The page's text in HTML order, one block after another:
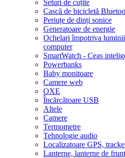
Seturi de cuțite
Cască de bicicletă
Periuțe de dinți sonice
Generatoare de energie
Ochelari împotriva
computer
SmartWatch - Ceas
Powerbanks
Baby monitoare
Camere web
OXE
Încărcătoare USB
Altele
Camere
Termometre
Tehnologie audio
Localizatoare GPS,
Lanterne, lanterne de